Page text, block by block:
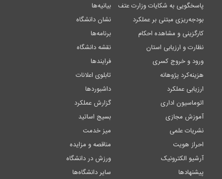
پاسخگویی به شکایات وزارت عتف
بودجه‌ریزی مبتنی بر عملکرد
کارگزینی و مشاهده احکام
نظارت و ارزیابی استان
ورود و خروج کسری
هزینه‌کرد پژوهانه
ارزیابی عملکرد
اتوماسیون اداری
آموزش مجازی
نشریات علمی
احراز هویت
آرشیو الکترونیک
پیشنهادها
بیانیه‌ها
نشان دانشگاه
برنامه‌ها
نقشه دانشگاه
فرایندها
تابلوی اعلانات
داشبوردها
گزارش عملکرد
بسیج اساتید
میز خدمت
مناقصه و مزایده
ورزش در دانشگاه
سایر دانشگاه‌ها